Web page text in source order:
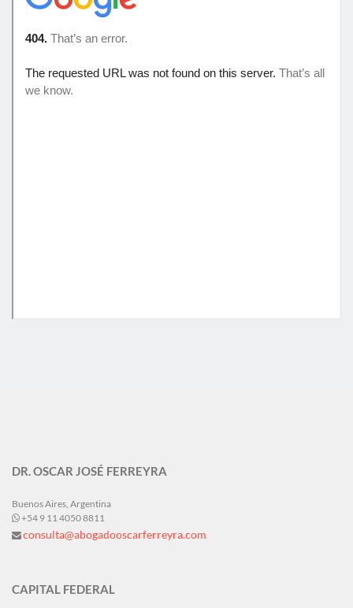
DR. OSCAR JOSÉ FERREYRA
Buenos Aires, Argentina
+54 9 11 4050 8811
consulta@abogadooscarferreyra.com
CAPITAL FEDERAL